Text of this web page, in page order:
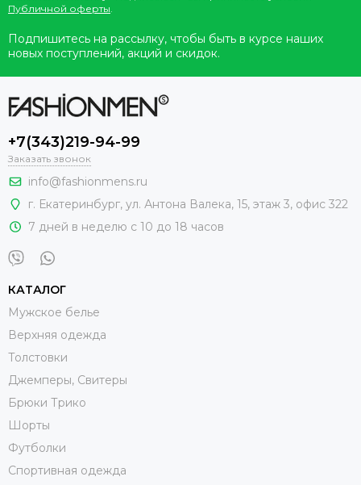
Публичной оферты.
Подпишитесь на рассылку, чтобы быть в курсе наших
новых поступлений, акций и скидок.
+7(343)219-94-99
Заказать звонок
info@fashionmens.ru
г. Екатеринбург, ул. Антона Валека, 15, этаж 3, офис 322
7 дней в неделю с 10 до 18 часов
КАТАЛОГ
Мужское белье
Верхняя одежда
Толстовки
Джемперы, Свитеры
Брюки Трико
Шорты
Футболки
Спортивная одежда